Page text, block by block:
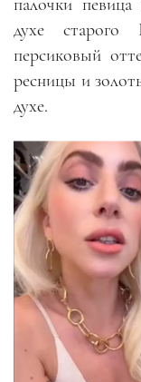
палочки певица
духе старого
персиковый
ресницы и
духе.